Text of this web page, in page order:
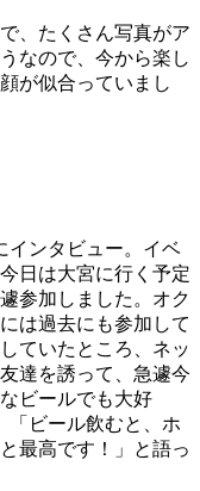
、たくさん写真がア
なので、今から楽し
が似合っていまし
インタビュー。イベ
日は大宮に行く予定
参加しました。オク
は過去にも参加して
ていたところ、ネッ
達を誘って、急遽今
ビールでも大好
「ビール飲むと、ホ
最高です！」と語っ